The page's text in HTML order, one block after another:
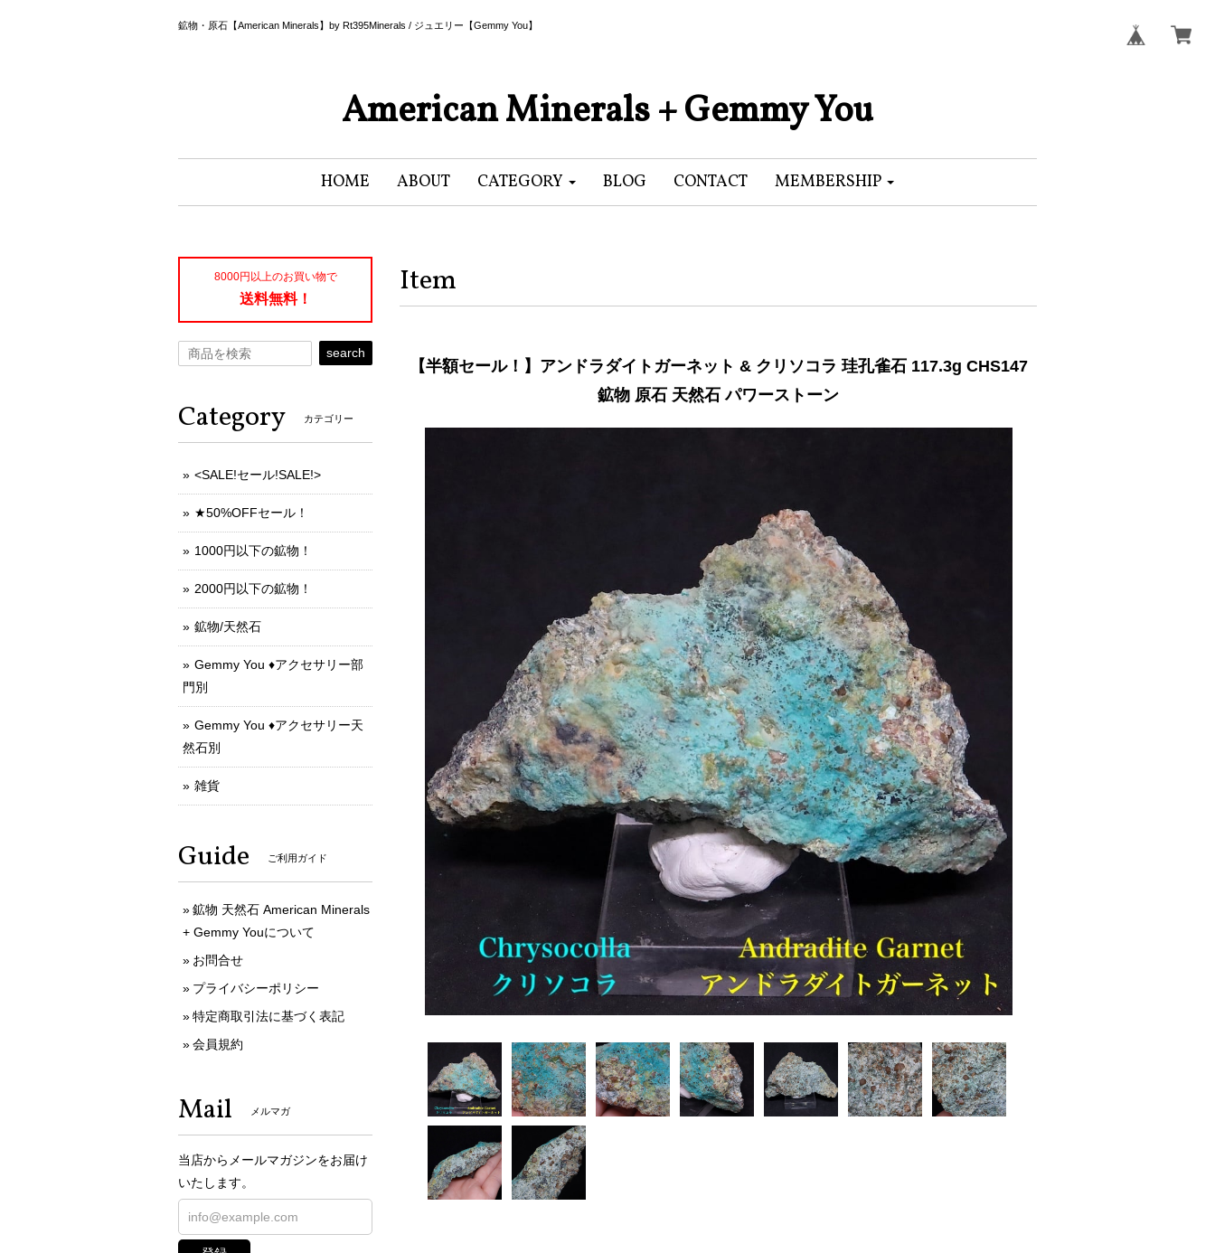
鉱物・原石【American Minerals】by Rt395Minerals / ジュエリー【Gemmy You】
American Minerals + Gemmy You
HOME ABOUT CATEGORY BLOG CONTACT MEMBERSHIP
Item
【半額セール！】アンドラダイトガーネット & クリソコラ 珪孔雀石 117.3g CHS147
鉱物 原石 天然石 パワーストーン
8000円以上のお買い物で
送料無料！
search
Category カテゴリー
<SALE!セール!SALE!>
★50%OFFセール！
1000円以下の鉱物！
2000円以下の鉱物！
鉱物/天然石
Gemmy You ♦︎アクセサリー部
門別
Gemmy You ♦︎アクセサリー天
然石別
雑貨
Guide ご利用ガイド
鉱物 天然石 American Minerals
+ Gemmy Youについて
お問合せ
プライバシーポリシー
特定商取引法に基づく表記
会員規約
Mail メルマガ
当店からメールマガジンをお届け
いたします。